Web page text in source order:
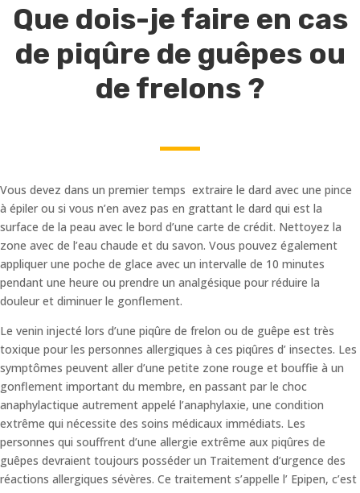
Que dois-je faire en cas
de piqûre de guêpes ou
de frelons ?
Vous devez dans un premier temps extraire le dard avec une pince
à épiler ou si vous n’en avez pas en grattant le dard qui est la
surface de la peau avec le bord d’une carte de crédit. Nettoyez la
zone avec de l’eau chaude et du savon. Vous pouvez également
appliquer une poche de glace avec un intervalle de 10 minutes
pendant une heure ou prendre un analgésique pour réduire la
douleur et diminuer le gonflement.
Le venin injecté lors d’une piqûre de frelon ou de guêpe est très
toxique pour les personnes allergiques à ces piqûres d’ insectes. Les
symptômes peuvent aller d’une petite zone rouge et bouffie à un
gonflement important du membre, en passant par le choc
anaphylactique autrement appelé l’anaphylaxie, une condition
extrême qui nécessite des soins médicaux immédiats. Les
personnes qui souffrent d’une allergie extrême aux piqûres de
guêpes devraient toujours posséder un Traitement d’urgence des
réactions allergiques sévères. Ce traitement s’appelle l’ Epipen, c’est